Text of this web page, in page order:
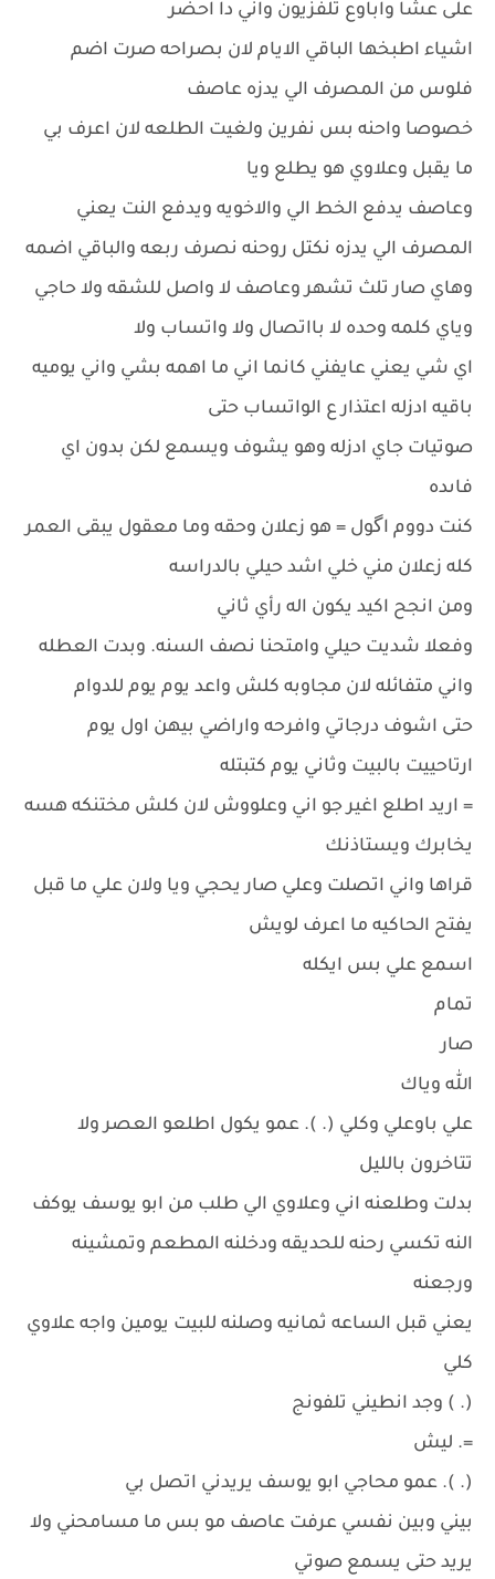
على عشا واباوع تلفزيون واني دا احضر
اشياء اطبخها الباقي الايام لان بصراحه صرت اضم
فلوس من المصرف الي يدزه عاصف
خصوصا واحنه بس نفرين ولغيت الطلعه لان اعرف بي
ما يقبل وعلاوي هو يطلع ويا
وعاصف يدفع الخط الي والاخويه ويدفع النت يعني
المصرف الي يدزه نكتل روحنه نصرف ربعه والباقي اضمه
وهاي صار تلث تشهر وعاصف لا واصل للشقه ولا حاجي
وياي كلمه وحده لا بااتصال ولا واتساب ولا
اي شي يعني عايفني كانما اني ما اهمه بشي واني يوميه
باقيه ادزله اعتذار ع الواتساب حتى
صوتيات جاي ادزله وهو يشوف ويسمع لكن بدون اي
فاىده
كنت دووم اگول = هو زعلان وحقه وما معقول يبقى العمر
كله زعلان مني خلي اشد حيلي بالدراسه
ومن انجح اكيد يكون اله رأي ثاني
وفعلا شديت حيلي وامتحنا نصف السنه. وبدت العطله
واني متفائله لان مجاوبه كلش واعد يوم يوم للدوام
حتى اشوف درجاتي وافرحه واراضي بيهن اول يوم
ارتاحييت بالبيت وثاني يوم كتبتله
= اريد اطلع اغير جو اني وعلووش لان كلش مختنكه هسه
يخابرك ويستاذنك
قراها واني اتصلت وعلي صار يحجي ويا ولان علي ما قبل
يفتح الحاكيه ما اعرف لويش
اسمع علي بس ايكله
تمام
صار
الله وياك
علي باوعلي وكلي (. ). عمو يكول اطلعو العصر ولا
تتاخرون بالليل
بدلت وطلعنه اني وعلاوي الي طلب من ابو يوسف يوكف
النه تكسي رحنه للحديقه ودخلنه المطعم وتمشينه
ورجعنه
يعني قبل الساعه ثمانيه وصلنه للبيت يومين واجه علاوي
كلي
(. ) وجد انطيني تلفونج
=. ليش
(. ). عمو محاجي ابو يوسف يريدني اتصل بي
بيني وبين نفسي عرفت عاصف مو بس ما مسامحني ولا
يريد حتى يسمع صوتي